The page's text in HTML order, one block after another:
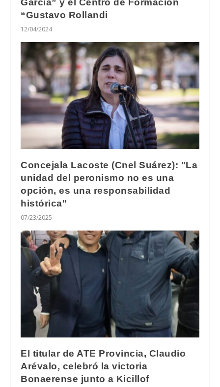
García” y el Centro de Formación
“Gustavo Rollandi
12/04/2024
Concejala Lacoste (Cnel Suárez): "La
unidad del peronismo no es una
opción, es una responsabilidad
histórica"
07/23/2025
El titular de ATE Provincia, Claudio
Arévalo, celebró la victoria
Bonaerense junto a Kicillof